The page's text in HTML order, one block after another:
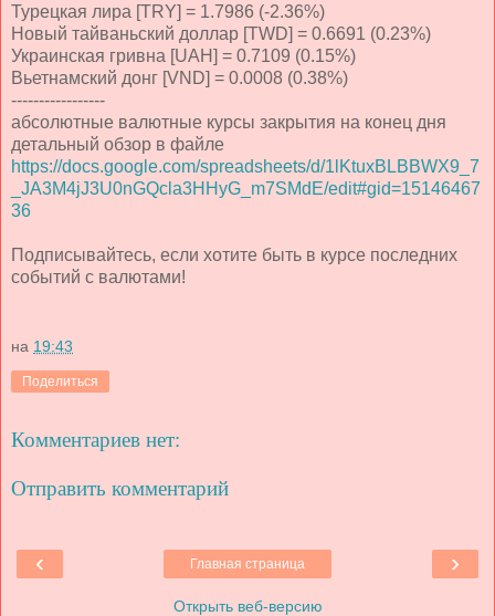
Турецкая лира [TRY] = 1.7986 (-2.36%)
Новый тайваньский доллар [TWD] = 0.6691 (0.23%)
Украинская гривна [UAH] = 0.7109 (0.15%)
Вьетнамский донг [VND] = 0.0008 (0.38%)
-----------------
абсолютные валютные курсы закрытия на конец дня
детальный обзор в файле
https://docs.google.com/spreadsheets/d/1lKtuxBLBBWX9_7
_JA3M4jJ3U0nGQcla3HHyG_m7SMdE/edit#gid=15146467
36
Подписывайтесь, если хотите быть в курсе последних
событий с валютами!
на 19:43
Поделиться
Комментариев нет:
Отправить комментарий
‹ ›
Главная страница
Открыть веб-версию